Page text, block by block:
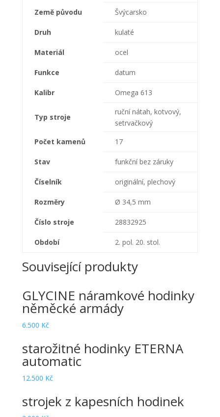
Země původu Švýcarsko
Druh kulaté
Materiál ocel
Funkce datum
Kalibr Omega 613
Typ stroje
ruční nátah, kotvový,
setrvačkový
Počet kamenů
17
Stav funkční bez záruky
Číselník originální, plechový
Rozměry Ø 34,5 mm
Číslo stroje 28832925
Období 2. pol. 20. stol.
Související produkty
GLYCINE náramkové hodinky
něměcké armády
6.500 Kč
starožitné hodinky ETERNA
automatic
12.500 Kč
strojek z kapesních hodinek